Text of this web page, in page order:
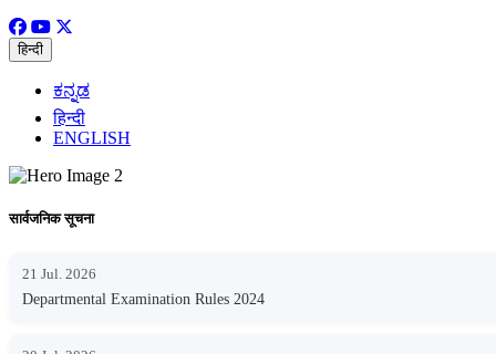
हिन्दी
ಕನ್ನಡ
हिन्दी
ENGLISH
सार्वजनिक सूचना
21 Jul. 2026
Departmental Examination Rules 2024